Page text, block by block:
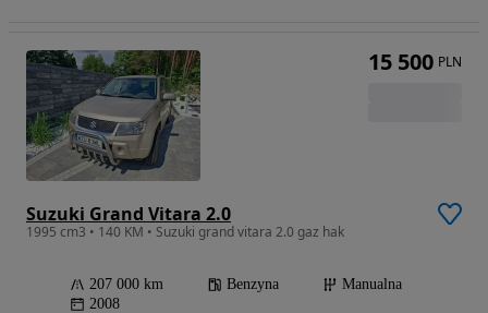
Suzuki Grand Vitara 2.0
1995 cm3 • 140 KM • Suzuki grand vitara 2.0 gaz hak
207 000 km Benzyna
Manualna
2008
15 500 PLN